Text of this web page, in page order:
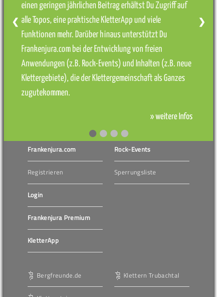
einen geringen jährlichen Beitrag erhältst Du Zugriff auf
alle Topos, eine praktische KletterApp und viele
Funktionen mehr. Darüber hinaus unterstützt Du
Frankenjura.com bei der Entwicklung von freien
Anwendungen (z.B. Rock-Events) und Inhalten (z.B. neue
Klettergebiete), die der Klettergemeinschaft als Ganzes
zugutekommen.
» weitere Infos
❮ ❯
Frankenjura.com
Registrieren
Login
Frankenjura Premium
KletterApp
Rock-Events
Sperrungsliste
Bergfreunde.de Klettern Trubachtal